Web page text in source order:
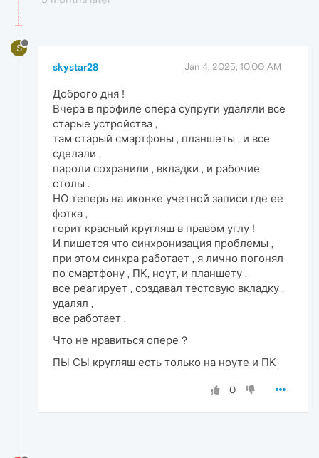
S
skystar28 Jan 4, 2025, 10:00 AM
Доброго дня !
Вчера в профиле опера супруги удаляли все
старые устройства ,
там старый смартфоны , планшеты , и все
сделали ,
пароли сохранили , вкладки , и рабочие
столы .
НО теперь на иконке учетной записи где ее
фотка ,
горит красный кругляш в правом углу !
И пишется что синхронизация проблемы ,
при этом синхра работает , я лично погонял
по смартфону , ПК, ноут, и планшету ,
все реагирует , создавал тестовую вкладку ,
удалял ,
все работает .
Что не нравиться опере ?
ПЫ СЫ кругляш есть только на ноуте и ПК
0